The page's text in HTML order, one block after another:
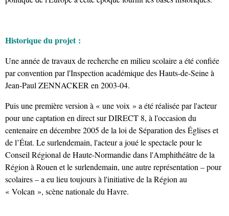
Historique du projet :
Une année de travaux de recherche en milieu scolaire a été confiée
par convention par l'Inspection académique des Hauts-de-Seine à
Jean-Paul ZENNACKER en 2003-04.
Puis une première version à « une voix » a été réalisée par l'acteur
pour une captation en direct sur DIRECT 8, à l'occasion du
centenaire en décembre 2005 de la loi de Séparation des Églises et
de l’État. Le surlendemain, l'acteur a joué le spectacle pour le
Conseil Régional de Haute-Normandie dans l'Amphithéâtre de la
Région à Rouen et le surlendemain, une autre représentation – pour
scolaires – a eu lieu toujours à l'initiative de la Région au
« Volcan », scène nationale du Havre.